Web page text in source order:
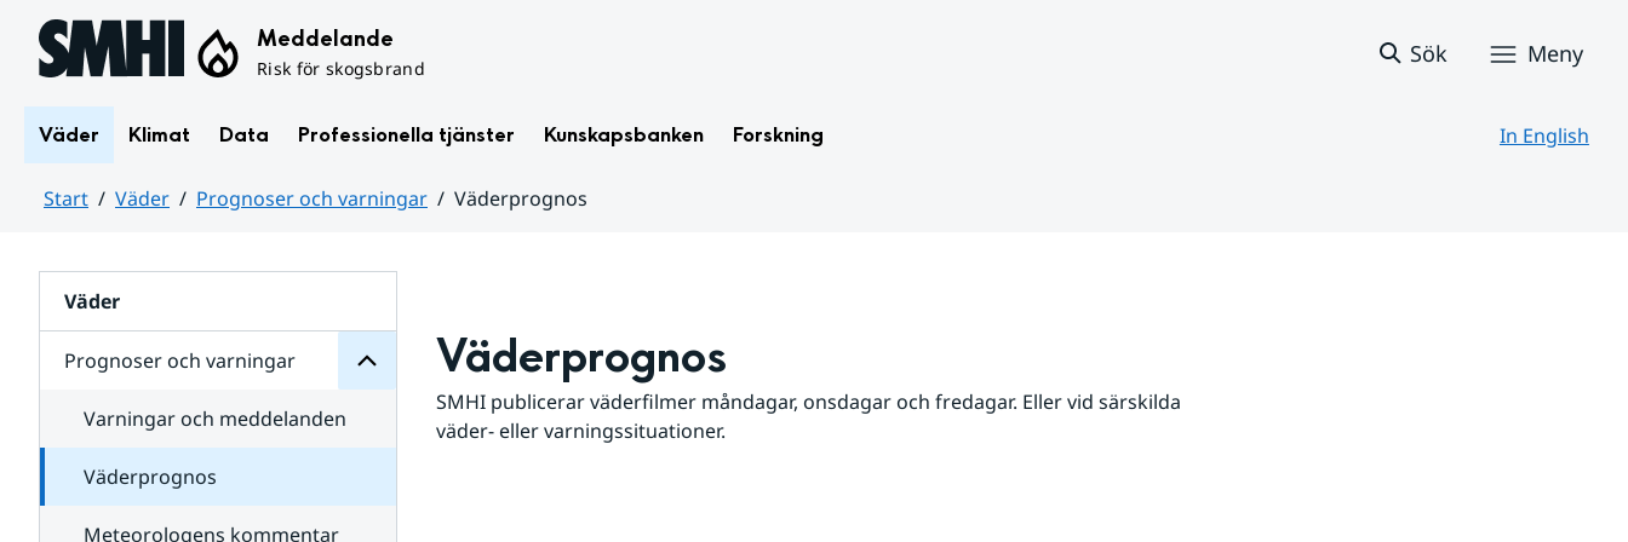
Hoppa till sidans innehåll Meddelande
Risk för skogsbrand
Sök Meny
Väder Klimat Data Professionella tjänster Kunskapsbanken Forskning In English
Start Väder Prognoser och varningar
Väderprognos
Väder
Prognoser och varningar
för
varningar
Varningar och meddelanden
Väderprognos
Meteorologens kommentar
Väderprognos
SMHI publicerar väderfilmer måndagar, onsdagar och fredagar. Eller vid särskilda
väder- eller varningssituationer.